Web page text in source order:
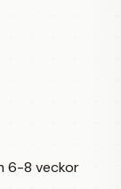
6-8 veckor